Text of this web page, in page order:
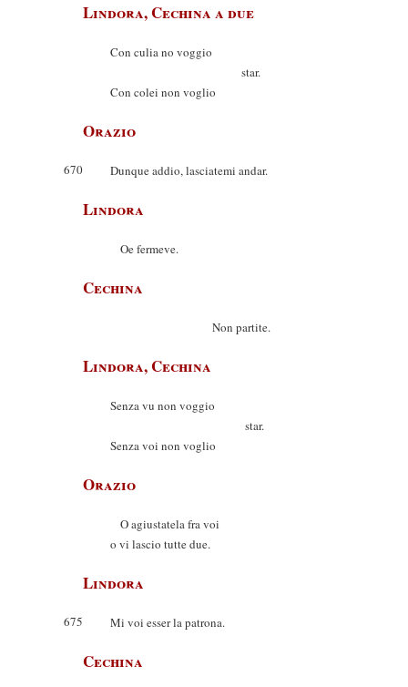
Lindora, Cechina a due
Con culia no voggio
star.
Con colei non voglio
Orazio
670 Dunque addio, lasciatemi andar.
Lindora
Oe fermeve.
Cechina
Non partite.
Lindora, Cechina
Senza vu non voggio
star.
Senza voi non voglio
Orazio
O agiustatela fra voi
o vi lascio tutte due.
Lindora
675 Mi voi esser la patrona.
Cechina